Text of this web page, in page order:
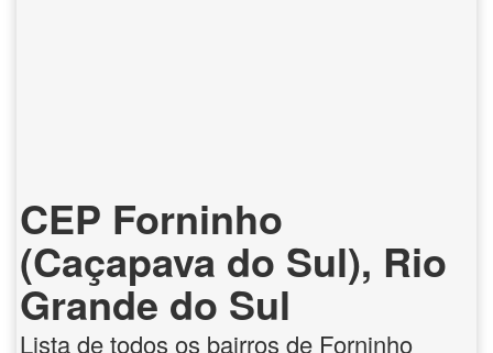
CEP Forninho
(Caçapava do Sul), Rio
Grande do Sul
Lista de todos os bairros de Forninho